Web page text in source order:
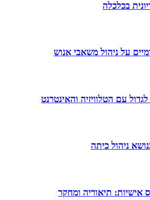
בכלכלה
על ניהול משאבי אנוש
עם הטלוויזיה והאינטרנט
ניהול כיתה
אישיות: תיאוריה ומחקר